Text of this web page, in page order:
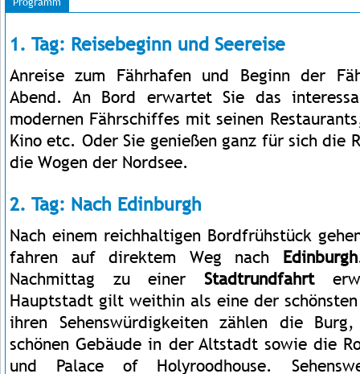
1. Tag: Reisebeginn und Seereise
Anreise zum Fährhafen und Beginn der
Abend. An Bord erwartet Sie das
modernen Fährschiffes mit seinen
Kino etc. Oder Sie genießen ganz für sich die
die Wogen der Nordsee.
2. Tag: Nach Edinburgh
Nach einem reichhaltigen Bordfrühstück
fahren auf direktem Weg nach Edinburgh
Nachmittag zu einer Stadtrundfahrt
Hauptstadt gilt weithin als eine der
ihren Sehenswürdigkeiten zählen die
schönen Gebäude in der Altstadt sowie die
und Palace of Holyroodhouse.